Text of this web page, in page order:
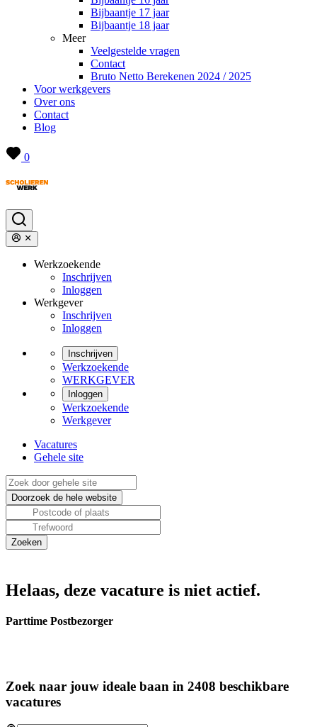
Bijbaantje 17 jaar
Bijbaantje 18 jaar
Meer
Veelgestelde vragen
Contact
Bruto Netto Berekenen 2024 / 2025
Voor werkgevers
Over ons
Contact
Blog
0
Werkzoekende
Inschrijven
Inloggen
Werkgever
Inschrijven
Inloggen
Inschrijven
Werkzoekende
WERKGEVER
Inloggen
Werkzoekende
Werkgever
Vacatures
Gehele site
Helaas, deze vacature is niet actief.
Parttime Postbezorger
Zoek naar jouw ideale baan in 2408 beschikbare
vacatures